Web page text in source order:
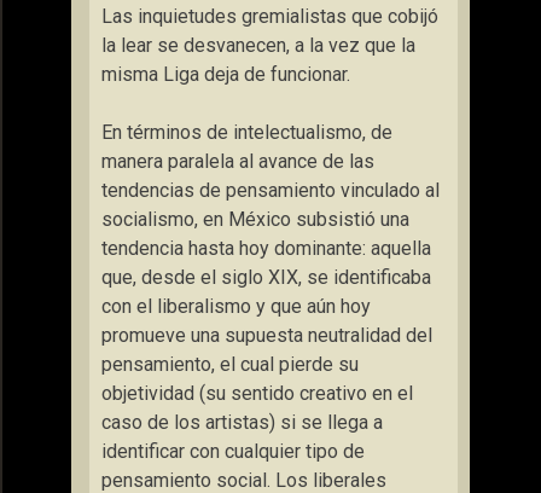
Las inquietudes gremialistas que cobijó
la lear se desvanecen, a la vez que la
misma Liga deja de funcionar.
En términos de intelectualismo, de
manera paralela al avance de las
tendencias de pensamiento vinculado al
socialismo, en México subsistió una
tendencia hasta hoy dominante: aquella
que, desde el siglo XIX, se identificaba
con el liberalismo y que aún hoy
promueve una supuesta neutralidad del
pensamiento, el cual pierde su
objetividad (su sentido creativo en el
caso de los artistas) si se llega a
identificar con cualquier tipo de
pensamiento social. Los liberales